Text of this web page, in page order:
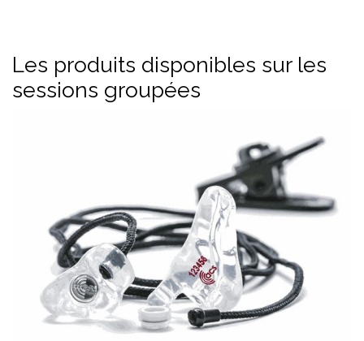
Les produits disponibles sur les
sessions groupées